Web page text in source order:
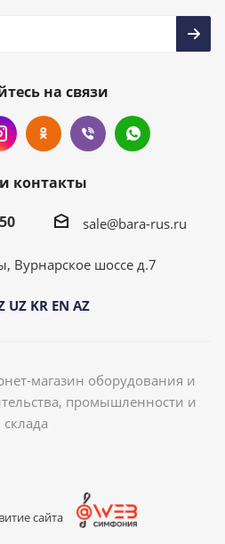
на связи
контакты
sale@bara-rus.ru
Вурнарское шоссе д.7
UZ KR EN AZ
магазин оборудования и
промышленности и
склада
сайта